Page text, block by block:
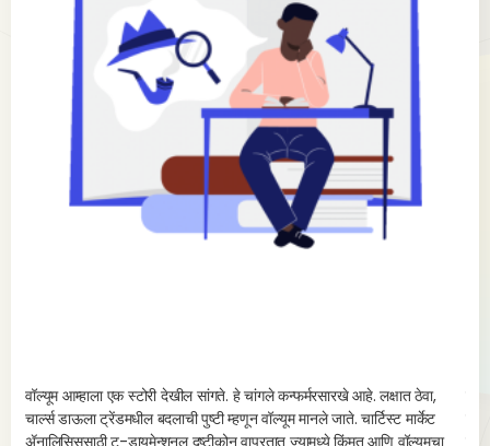
वॉल्यूम आम्हाला एक स्टोरी देखील सांगते. हे चांगले कन्फर्मरसारखे आहे. लक्षात ठेवा,
चार्ल्स डाऊला ट्रेंडमधील बदलाची पुष्टी म्हणून वॉल्यूम मानले जाते. चार्टिस्ट मार्केट
ॲनालिसिससाठी टू-डायमेन्शनल दृष्टीकोन वापरतात ज्यामध्ये किंमत आणि वॉल्यूमचा